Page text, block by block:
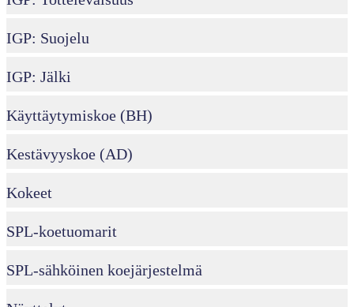
IGP: Suojelu
IGP: Jälki
Käyttäytymiskoe (BH)
Kestävyyskoe (AD)
Kokeet
SPL-koetuomarit
SPL-sähköinen koejärjestelmä